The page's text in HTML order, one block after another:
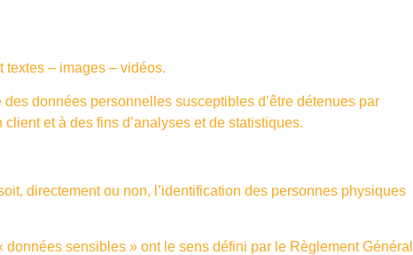
textes – images – vidéos.
données personnelles susceptibles d’être détenues par
et à des fins d’analyses et de statistiques.
directement ou non, l’identification des personnes physiques
sensibles » ont le sens défini par le Règlement Général